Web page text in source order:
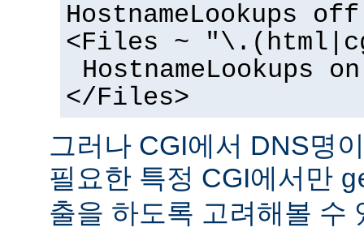
HostnameLookups off
<Files ~
HostnameLookups on
</Files>
그러나 CGI에서 DNS명
필요한 특정 CGI에서만
출을 하도록 고려해볼 수